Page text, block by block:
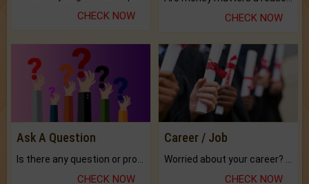
CHECK NOW CHECK NOW
Ask A Question
CHECK NOW
Career / Job
CHECK NOW